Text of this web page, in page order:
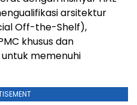
arsitektur
Off-the-Shelf),
khusus dan
memenuhi